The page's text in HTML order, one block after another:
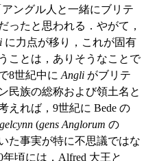
ングル人と一緒にブリテ
ったと思われる．やがて，
に力点が移り，これが固有
ことは，ありそうなことで
8世紀中に Angli がブリテ
民族の総称および領土名と
えれば，9世紀に Bede の
(gens Anglorum の
た事実が特に不思議ではな
頃には，Alfred 大王と